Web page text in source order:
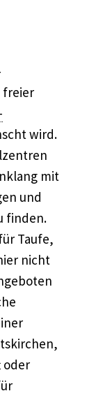
freier
wird.
mit
und
finden.
Taufe,
nicht
oder